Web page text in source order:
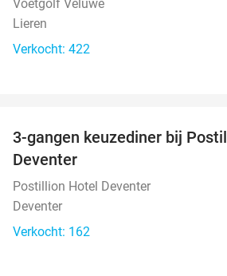
Voetgolf Veluwe
Lieren
Verkocht: 422
3-gangen keuzediner bij
Deventer
Postillion Hotel Deventer
Deventer
Verkocht: 162